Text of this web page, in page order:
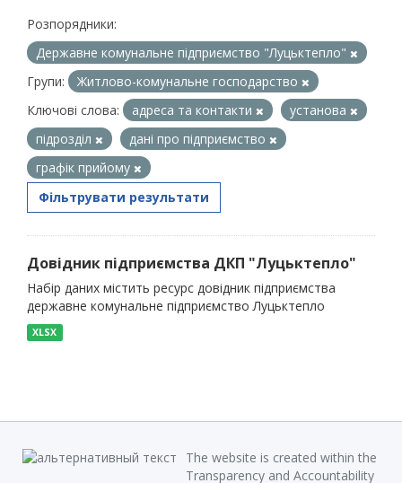
Розпорядники:
Державне комунальне підприємство "Луцьктепло"
Групи:
Житлово-комунальне господарство
Ключові слова:
адреса та контакти
установа
підрозділ
дані про підприємство
графік прийому
Фільтрувати результати
Довідник підприємства ДКП "Луцьктепло"
Набір даних містить ресурс довідник підприємства
державне комунальне підприємство Луцьктепло
XLSX
The website is created within the
Transparency and Accountability